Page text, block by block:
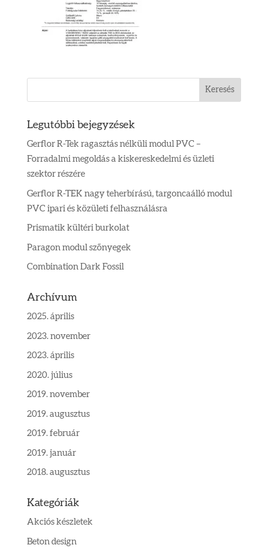
Legutóbbi bejegyzések
Gerflor R-Tek ragasztás nélküli modul PVC –
Forradalmi megoldás a kiskereskedelmi és üzleti
szektor részére
Gerflor R-TEK nagy teherbírású, targoncaálló modul
PVC ipari és közületi felhasználásra
Prismatik kültéri burkolat
Paragon modul szőnyegek
Combination Dark Fossil
Archívum
2025. április
2023. november
2023. április
2020. július
2019. november
2019. augusztus
2019. február
2019. január
2018. augusztus
Kategóriák
Akciós készletek
Beton design